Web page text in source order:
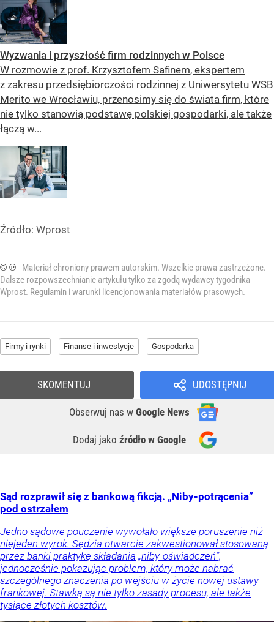
Wyzwania i przyszłość firm rodzinnych w Polsce
W rozmowie z prof. Krzysztofem Safinem, ekspertem
z zakresu przedsiębiorczości rodzinnej z Uniwersytetu WSB
Merito we Wrocławiu, przenosimy się do świata firm, które
nie tylko stanowią podstawę polskiej gospodarki, ale także
łączą w...
Źródło: Wprost
© ℗
Materiał chroniony prawem autorskim. Wszelkie prawa zastrzeżone.
Dalsze rozpowszechnianie artykułu tylko za zgodą wydawcy tygodnika
Wprost. Regulamin i warunki licencjonowania materiałów prasowych.
Firmy i rynki Finanse i inwestycje Gospodarka
UDOSTĘPNIJ
Obserwuj nas w Google News
Dodaj jako źródło w Google
SKOMENTUJ
Sąd rozprawił się z bankową fikcją. „Niby-potrącenia”
pod ostrzałem
Jedno sądowe pouczenie wywołało większe poruszenie niż
niejeden wyrok. Sędzia otwarcie zakwestionował stosowaną
przez banki praktykę składania „niby-oświadczeń”,
jednocześnie pokazując problem, który może nabrać
szczególnego znaczenia po wejściu w życie nowej ustawy
frankowej. Stawką są nie tylko zasady procesu, ale także
tysiące złotych kosztów.